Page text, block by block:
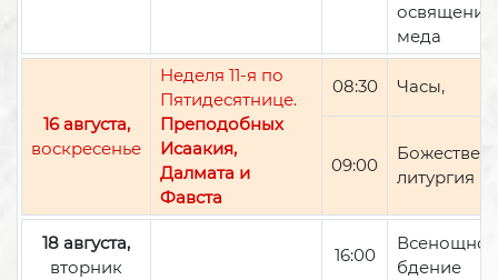
освящение
меда
16 августа,
воскресенье
Неделя 11-я по
Пятидесятнице.
Преподобных
Исаакия,
Далмата и
Фавста
08:30 Часы,
09:00
литургия
18 августа,
вторник
16:00
Всенощное
бдение